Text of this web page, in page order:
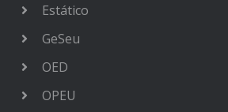
Estático
GeSeu
OED
OPEU